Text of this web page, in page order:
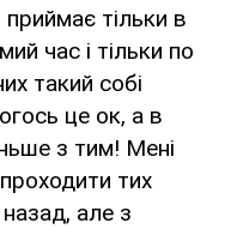
тільки в
час і тільки по
такий собі
це ок, а в
з тим! Мені
тих
але з